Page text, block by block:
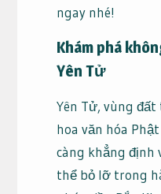
ngay nhé!
Khám phá
Yên Tử
Yên Tử, vùng
hoa văn hóa
càng khẳng định
thể bỏ lỡ trong